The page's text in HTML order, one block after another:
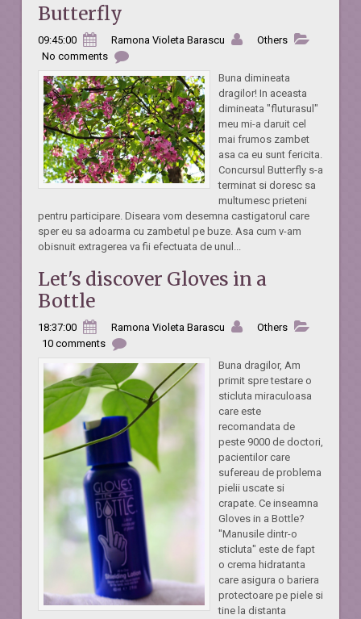
Butterfly
09:45:00 Ramona Violeta Barascu
Others
No comments
Buna dimineata
dragilor! In aceasta
dimineata "fluturasul"
meu mi-a daruit cel
mai frumos zambet
asa ca eu sunt fericita.
Concursul Butterfly s-a
terminat si doresc sa
multumesc prieteni
pentru participare. Diseara vom desemna castigatorul care
sper eu sa adoarma cu zambetul pe buze. Asa cum v-am
obisnuit extragerea va fii efectuata de unul...
Let's discover Gloves in a
Bottle
18:37:00 Ramona Violeta Barascu
Others
10 comments
Buna dragilor, Am
primit spre testare o
sticluta miraculoasa
care este
recomandata de
peste 9000 de doctori,
pacientilor care
sufereau de problema
pielii uscate si
crapate. Ce inseamna
Gloves in a Bottle?
"Manusile dintr-o
sticluta" este de fapt
o crema hidratanta
care asigura o bariera
protectoare pe piele si
tine la distanta